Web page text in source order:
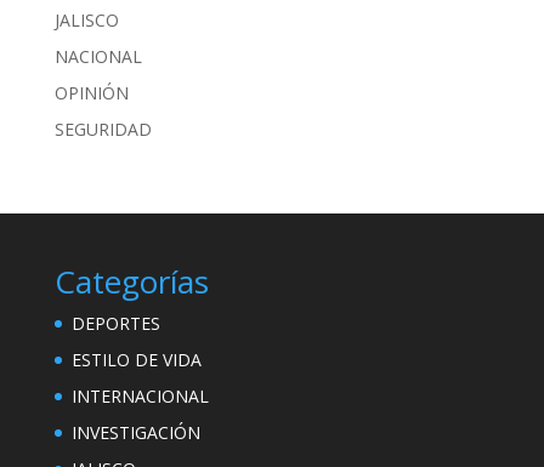
JALISCO
NACIONAL
OPINIÓN
SEGURIDAD
Categorías
DEPORTES
ESTILO DE VIDA
INTERNACIONAL
INVESTIGACIÓN